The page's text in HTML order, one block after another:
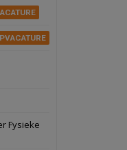
Bekijk
Fysieke